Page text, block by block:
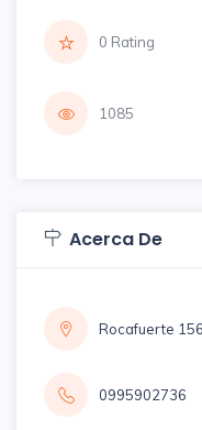
0 Rating
1085
Acerca De
Rocafuerte
0995902736